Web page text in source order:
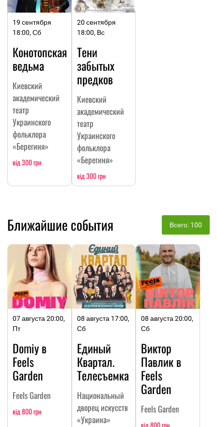
19 сентября
18:00, Сб
Конотопская
ведьма
Киевский
академический
театр
Украинского
фольклора
«Берегиня»
від 300 грн
20 сентября
18:00, Вс
Тени
забытых
предков
Киевский
академический
театр
Украинского
фольклора
«Берегиня»
від 300 грн
Ближайшие события Всего: 100
07 августа 20:00,
Пт
Domiy в
Feels
Garden
Feels Garden
від 800 грн
08 августа 17:00,
Сб
Единый
Квартал.
Телесъемка
Национальный
дворец искусств
«Украина»
08 августа 20:00,
Сб
Виктор
Павлик в
Feels
Garden
Feels Garden
від 800 грн